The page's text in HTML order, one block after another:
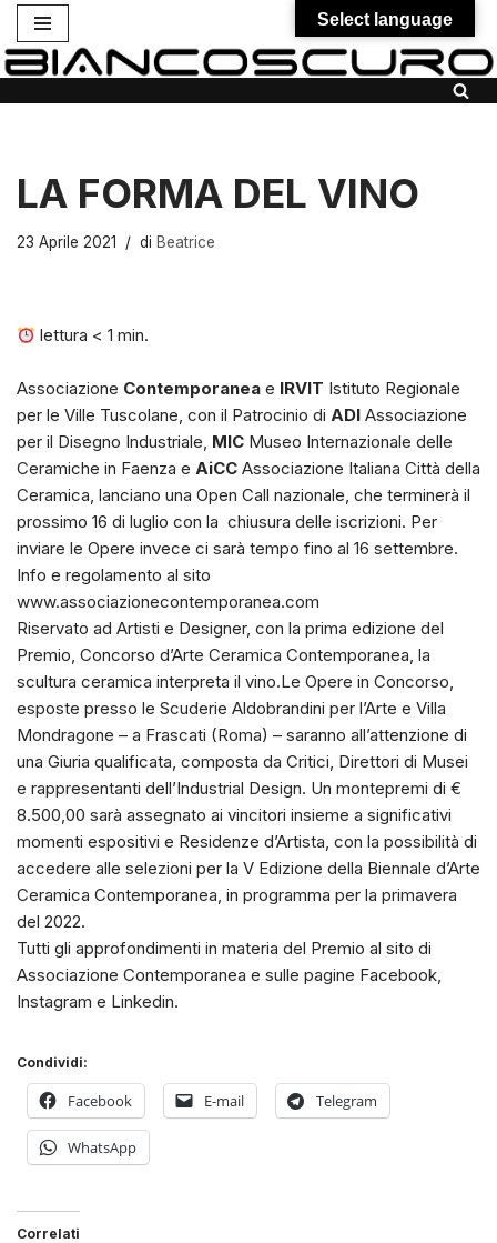
Vai
LA FORMA DEL VINO
23 Aprile 2021 di Beatrice
lettura < 1 min.
Associazione Contemporanea e IRVIT Istituto Regionale
per le Ville Tuscolane, con il Patrocinio di ADI Associazione
per il Disegno Industriale, MIC Museo Internazionale delle
Ceramiche in Faenza e AiCC Associazione Italiana Città della
Ceramica, lanciano una Open Call nazionale, che terminerà il
prossimo 16 di luglio con la chiusura delle iscrizioni. Per
inviare le Opere invece ci sarà tempo fino al 16 settembre.
Info e regolamento al sito
www.associazionecontemporanea.com
Riservato ad Artisti e Designer, con la prima edizione del
Premio, Concorso d’Arte Ceramica Contemporanea, la
scultura ceramica interpreta il vino.Le Opere in Concorso,
esposte presso le Scuderie Aldobrandini per l’Arte e Villa
Mondragone – a Frascati (Roma) – saranno all’attenzione di
una Giuria qualificata, composta da Critici, Direttori di Musei
e rappresentanti dell’Industrial Design. Un montepremi di €
8.500,00 sarà assegnato ai vincitori insieme a significativi
momenti espositivi e Residenze d’Artista, con la possibilità di
accedere alle selezioni per la V Edizione della Biennale d’Arte
Ceramica Contemporanea, in programma per la primavera
del 2022.
Tutti gli approfondimenti in materia del Premio al sito di
Associazione Contemporanea e sulle pagine Facebook,
Instagram e Linkedin.
Condividi:
Facebook E-mail Telegram
WhatsApp
Correlati
Select language